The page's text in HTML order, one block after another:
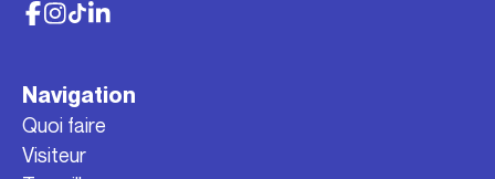
Navigation
Quoi faire
Visiteur